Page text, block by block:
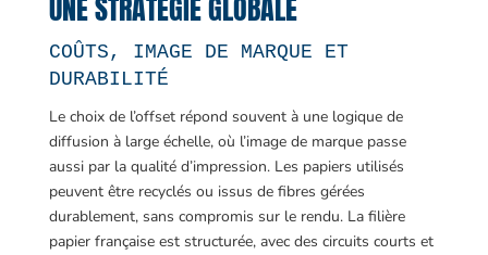
UNE STRATÉGIE GLOBALE
COÛTS, IMAGE DE MARQUE ET
DURABILITÉ
Le choix de l’offset répond souvent à une logique de
diffusion à large échelle, où l’image de marque passe
aussi par la qualité d’impression. Les papiers utilisés
peuvent être recyclés ou issus de fibres gérées
durablement, sans compromis sur le rendu. La filière
papier française est structurée, avec des circuits courts et